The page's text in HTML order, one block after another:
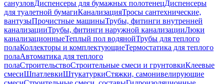
санузловДиспенсеры для бумажных полотенецДиспенсеры
для туалетной бумагиКанализацияТросы сантехнические,
вантузыПрочистные машиныТрубы, фитинги внутренней
канализацииТрубы, фитинги наружной канализацииЛюки
канализационныеТеплый пол водянойТрубы для теплого
полаКоллекторы и комплектующиеТермостатика для теплого
полаАвтоматика для теплого
полаСтроительствоСтроительные смеси и грунтовкиКлеевые
смесиШпатлевкиШтукатуркиСтяжки, самонивелирующие